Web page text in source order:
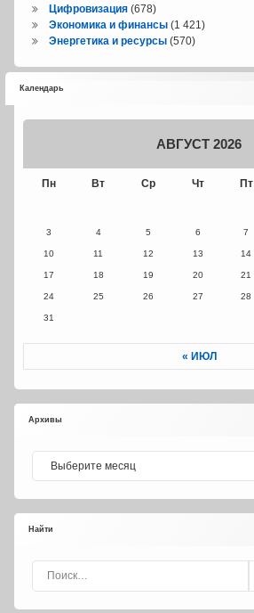
Цифровизация(678)
Экономика и финансы(1 421)
Энергетика и ресурсы(570)
Календарь
АВГУСТ 2026
Пн Вт Ср Чт Пт
3 4 5 6 7
10 11 12 13 14
17 18 19 20 21
24 25 26 27 28
31
« ИЮЛ
Архивы
Архивы
Найти